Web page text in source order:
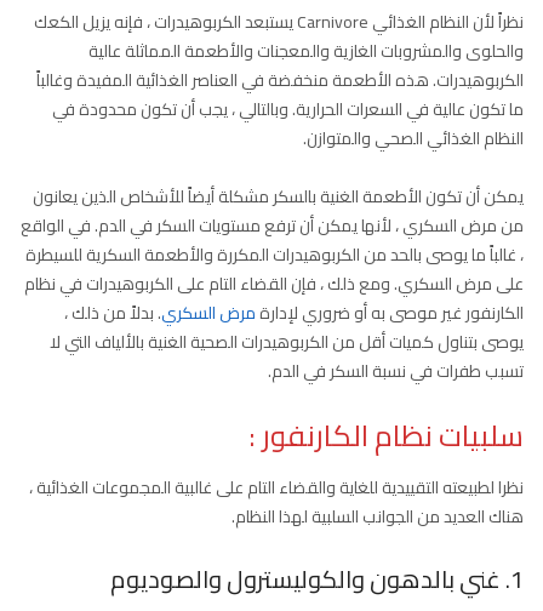
نظراً لأن النظام الغذائي Carnivore يستبعد الكربوهيدرات ، فإنه يزيل الكعك
والحلوى والمشروبات الغازية والمعجنات والأطعمة المماثلة عالية
الكربوهيدرات. هذه الأطعمة منخفضة في العناصر الغذائية المفيدة وغالباً
ما تكون عالية في السعرات الحرارية. وبالتالي ، يجب أن تكون محدودة في
النظام الغذائي الصحي والمتوازن.
يمكن أن تكون الأطعمة الغنية بالسكر مشكلة أيضاً للأشخاص الذين يعانون
من مرض السكري ، لأنها يمكن أن ترفع مستويات السكر في الدم. في الواقع
، غالباً ما يوصى بالحد من الكربوهيدرات المكررة والأطعمة السكرية للسيطرة
على مرض السكري. ومع ذلك ، فإن القضاء التام على الكربوهيدرات في نظام
الكارنفور غير موصى به أو ضروري لإدارةمرض السكري. بدلاً من ذلك ،
يوصى بتناول كميات أقل من الكربوهيدرات الصحية الغنية بالألياف التي لا
تسبب طفرات في نسبة السكر في الدم.
سلبيات نظام الكارنفور :
نظرا لطبيعته التقييدية للغاية والقضاء التام على غالبية المجموعات الغذائية ،
هناك العديد من الجوانب السلبية لهذا النظام.
1. غني بالدهون والكوليسترول والصوديوم